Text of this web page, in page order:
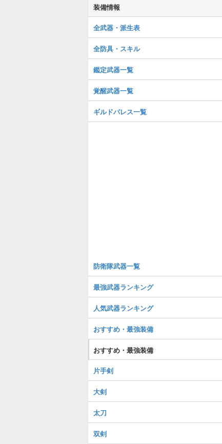
装備情報
全武器・派生表
全防具・スキル
鑑定武器一覧
覚醒武器一覧
ギルドパレス一覧
防衛隊武器一覧
最強武器ランキング
人気武器ランキング
おすすめ・最強装備
おすすめ・最強装備
片手剣
大剣
太刀
双剣